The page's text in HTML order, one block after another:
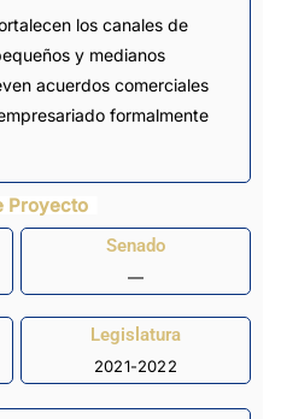
los canales de
y medianos
acuerdos comerciales
formalmente
Proyecto
Senado
—
Legislatura
2021-2022